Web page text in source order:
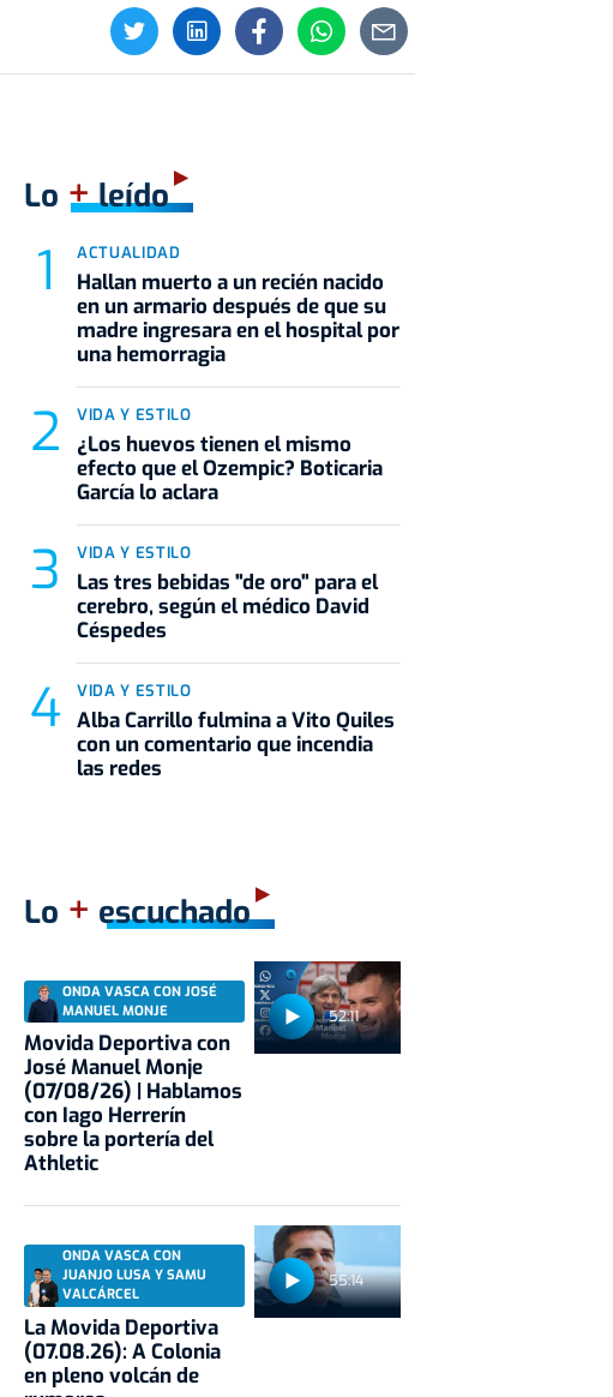
Lo +leído
ACTUALIDAD
Hallan muerto a un recién nacido
en un armario después de que su
madre ingresara en el hospital por
una hemorragia
VIDA Y ESTILO
¿Los huevos tienen el mismo
efecto que el Ozempic? Boticaria
García lo aclara
VIDA Y ESTILO
Las tres bebidas "de oro" para el
cerebro, según el médico David
Céspedes
VIDA Y ESTILO
Alba Carrillo fulmina a Vito Quiles
con un comentario que incendia
las redes
Lo + escuchado
52:11
ONDA VASCA CON JOSÉ
MANUEL MONJE
Movida Deportiva con
José Manuel Monje
(07/08/26) | Hablamos
con Iago Herrerín
sobre la portería del
Athletic
55:14
ONDA VASCA CON
JUANJO LUSA Y SAMU
VALCÁRCEL
La Movida Deportiva
(07.08.26): A Colonia
en pleno volcán de